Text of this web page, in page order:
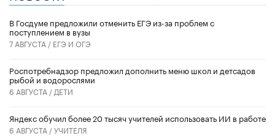
В Госдуме предложили отменить ЕГЭ из-за проблем с
поступлением в вузы
7 АВГУСТА / ЕГЭ И ОГЭ
Роспотребнадзор предложил дополнить меню школ и детсадов
рыбой и водорослями
6 АВГУСТА / ДЕТИ
​Яндекс обучил более 20 тысяч учителей использовать ИИ в работе
6 АВГУСТА /УЧИТЕЛЯ